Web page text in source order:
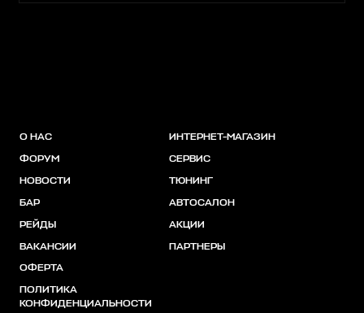
О НАС
ФОРУМ
НОВОСТИ
БАР
РЕЙДЫ
ВАКАНСИИ
ОФЕРТА
ПОЛИТИКА
КОНФИДЕНЦИАЛЬНОСТИ
ИНТЕРНЕТ-МАГАЗИН
СЕРВИС
ТЮНИНГ
АВТОСАЛОН
АКЦИИ
ПАРТНЕРЫ